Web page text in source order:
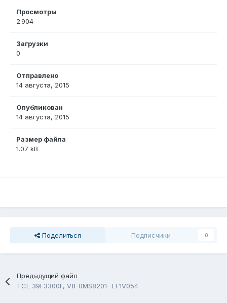
Просмотры
2 904
Загрузки
0
Отправлено
14 августа, 2015
Опубликован
14 августа, 2015
Размер файла
1.07 kB
Поделиться Подписчики 0
Предыдущий файл
TCL 39F3300F, V8-0MS8201- LF1V054